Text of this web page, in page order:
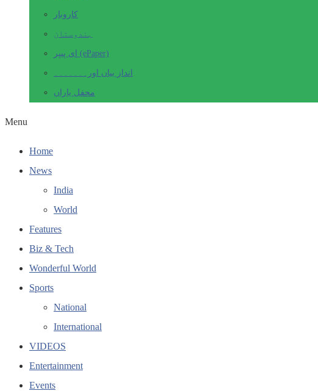
کاروبار
ہندوستان
ای پیپر (ePaper)
انداز بیاں اور۔۔۔۔۔۔۔
محفل یاراں
Menu
Home
News
India
World
Features
Biz & Tech
Wonderful World
Sports
National
International
VIDEOS
Entertainment
Events